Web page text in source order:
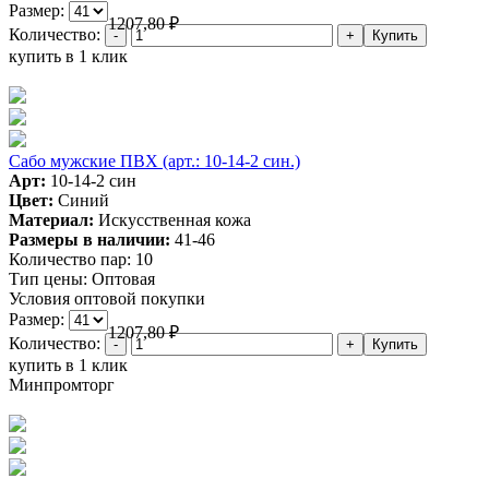
Размер:
1207,80₽
Количество:
купить в 1 клик
Сабо мужские ПВХ (арт.: 10-14-2 син.)
Арт: 10-14-2 син
Цвет: Синий
Материал: Искусственная кожа
Размеры в наличии: 41-46
Количество пар: 10
Тип цены: Оптовая
Условия оптовой покупки
Размер:
1207,80₽
Количество:
купить в 1 клик
Минпромторг